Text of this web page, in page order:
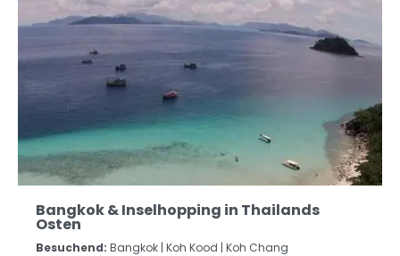
Bangkok & Inselhopping in Thailands
Osten
Besuchend: Bangkok | Koh Kood | Koh Chang